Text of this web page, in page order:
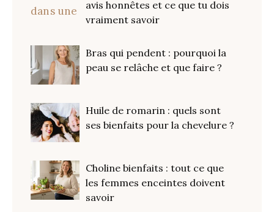
avis honnêtes et ce que tu dois
vraiment savoir
Bras qui pendent : pourquoi la
peau se relâche et que faire ?
Huile de romarin : quels sont
ses bienfaits pour la chevelure ?
Choline bienfaits : tout ce que
les femmes enceintes doivent
savoir